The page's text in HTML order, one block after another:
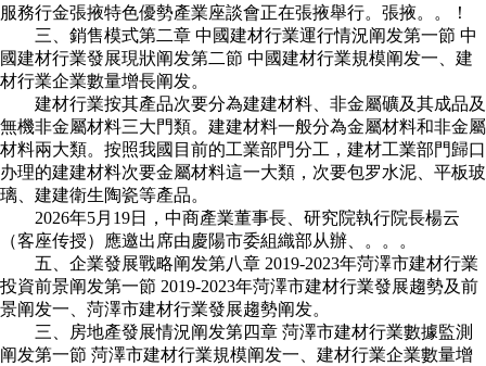
服務行金張掖特色優勢產業座談會正在張掖舉行。張掖。。！
三、銷售模式第二章 中國建材行業運行情況阐发第一節 中
國建材行業發展現狀阐发第二節 中國建材行業規模阐发一、建
材行業企業數量增長阐发。
建材行業按其產品次要分為建建材料、非金屬礦及其成品及
無機非金屬材料三大門類。建建材料一般分為金屬材料和非金屬
材料兩大類。按照我國目前的工業部門分工，建材工業部門歸口
办理的建建材料次要金屬材料這一大類，次要包罗水泥、平板玻
璃、建建衛生陶瓷等產品。
2026年5月19日，中商產業董事長、研究院執行院長楊云
（客座传授）應邀出席由慶陽市委組織部从辦、。。。
五、企業發展戰略阐发第八章 2019-2023年菏澤市建材行業
投資前景阐发第一節 2019-2023年菏澤市建材行業發展趨勢及前
景阐发一、菏澤市建材行業發展趨勢阐发。
三、房地產發展情況阐发第四章 菏澤市建材行業數據監測
阐发第一節 菏澤市建材行業規模阐发一、建材行業企業數量增